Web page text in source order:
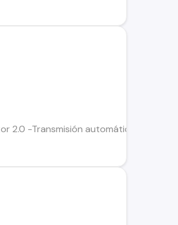
2.0 -Transmisión automática -